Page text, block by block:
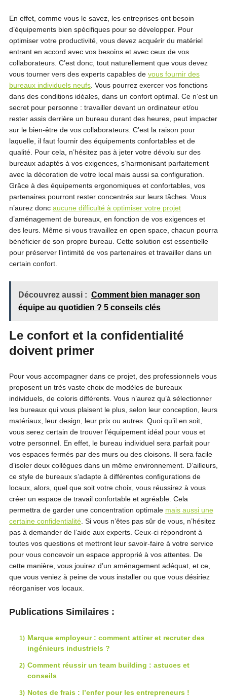
En effet, comme vous le savez, les entreprises ont besoin
d’équipements bien spécifiques pour se développer. Pour
optimiser votre productivité, vous devez acquérir du matériel
entrant en accord avec vos besoins et avec ceux de vos
collaborateurs. C’est donc, tout naturellement que vous devez
vous tourner vers des experts capables de vous fournir des
bureaux individuels neufs. Vous pourrez exercer vos fonctions
dans des conditions idéales, dans un confort optimal. Ce n’est un
secret pour personne : travailler devant un ordinateur et/ou
rester assis derrière un bureau durant des heures, peut impacter
sur le bien-être de vos collaborateurs. C’est la raison pour
laquelle, il faut fournir des équipements confortables et de
qualité. Pour cela, n’hésitez pas à jeter votre dévolu sur des
bureaux adaptés à vos exigences, s’harmonisant parfaitement
avec la décoration de votre local mais aussi sa configuration.
Grâce à des équipements ergonomiques et confortables, vos
partenaires pourront rester concentrés sur leurs tâches. Vous
n’aurez donc aucune difficulté à optimiser votre projet
d’aménagement de bureaux, en fonction de vos exigences et
des leurs. Même si vous travaillez en open space, chacun pourra
bénéficier de son propre bureau. Cette solution est essentielle
pour préserver l’intimité de vos partenaires et travailler dans un
certain confort.
Découvrez aussi : Comment bien manager son
équipe au quotidien ? 5 conseils clés
Le confort et la confidentialité
doivent primer
Pour vous accompagner dans ce projet, des professionnels vous
proposent un très vaste choix de modèles de bureaux
individuels, de coloris différents. Vous n’aurez qu’à sélectionner
les bureaux qui vous plaisent le plus, selon leur conception, leurs
matériaux, leur design, leur prix ou autres. Quoi qu’il en soit,
vous serez certain de trouver l’équipement idéal pour vous et
votre personnel. En effet, le bureau individuel sera parfait pour
vos espaces fermés par des murs ou des cloisons. Il sera facile
d’isoler deux collègues dans un même environnement. D’ailleurs,
ce style de bureaux s’adapte à différentes configurations de
locaux, alors, quel que soit votre choix, vous réussirez à vous
créer un espace de travail confortable et agréable. Cela
permettra de garder une concentration optimale mais aussi une
certaine confidentialité. Si vous n’êtes pas sûr de vous, n’hésitez
pas à demander de l’aide aux experts. Ceux-ci répondront à
toutes vos questions et mettront leur savoir-faire à votre service
pour vous concevoir un espace approprié à vos attentes. De
cette manière, vous jouirez d’un aménagement adéquat, et ce,
que vous veniez à peine de vous installer ou que vous désiriez
réorganiser vos locaux.
Publications Similaires :
Marque employeur : comment attirer et recruter des
ingénieurs industriels ?
Comment réussir un team building : astuces et
conseils
Notes de frais : l’enfer pour les entrepreneurs !